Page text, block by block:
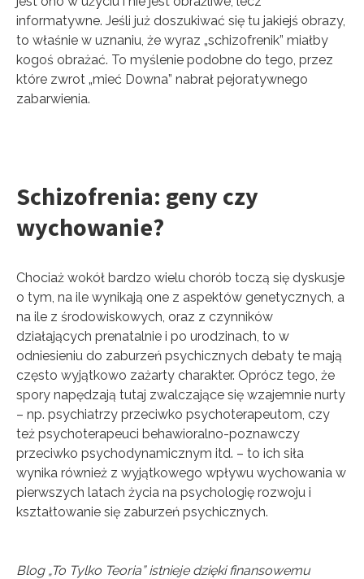
informatywne. Jeśli już doszukiwać się tu jakiejś obrazy,
to właśnie w uznaniu, że wyraz „schizofrenik” miałby
kogoś obrażać. To myślenie podobne do tego, przez
które zwrot „mieć Downa” nabrał pejoratywnego
zabarwienia.
Schizofrenia: geny czy
wychowanie?
Chociaż wokół bardzo wielu chorób toczą się dyskusje
o tym, na ile wynikają one z aspektów genetycznych, a
na ile z środowiskowych, oraz z czynników
działających prenatalnie i po urodzinach, to w
odniesieniu do zaburzeń psychicznych debaty te mają
często wyjątkowo zażarty charakter. Oprócz tego, że
spory napędzają tutaj zwalczające się wzajemnie nurty
– np. psychiatrzy przeciwko psychoterapeutom, czy
też psychoterapeuci behawioralno-poznawczy
przeciwko psychodynamicznym itd. – to ich siła
wynika również z wyjątkowego wpływu wychowania w
pierwszych latach życia na psychologię rozwoju i
kształtowanie się zaburzeń psychicznych.
Blog „To Tylko Teoria” istnieje dzięki finansowemu